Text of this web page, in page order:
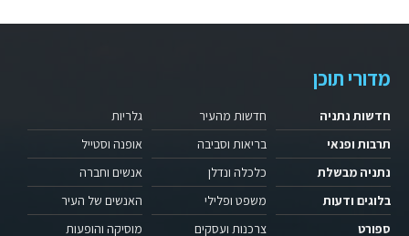
מדורי תוכן
חדשות נתניה
תרבות ופנאי
נתניה מבשלת
בלוגים ודעות
ספורט
חדשות מהעיר
בריאות וסביבה
כלכלה ונדלן
משפט ופלילי
צרכנות ועסקים
גלריות
אופנה וסטייל
אנשים וחברה
האנשים של העיר
מוסיקה והופעות